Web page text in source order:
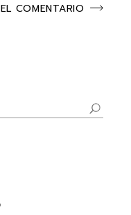
COMENTARIO